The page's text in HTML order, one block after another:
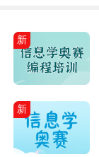
新
新